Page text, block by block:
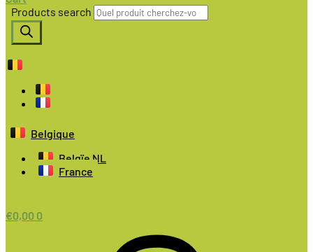
Products search
Belgique
Belgïe NL
France
€0,00 0